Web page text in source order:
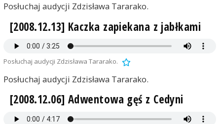
Posłuchaj audycji Zdzisława Tararako.
[2008.12.13] Kaczka zapiekana z jabłkami
Posłuchaj audycji Zdzisława Tararako.
Posłuchaj audycji Zdzisława Tararako.
[2008.12.06] Adwentowa gęś z Cedyni